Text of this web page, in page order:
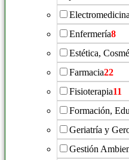
Electromedicina
Enfermería8
Estética,
Farmacia22
Fisioterapia11
Formación,
Geriatría y
Gestión